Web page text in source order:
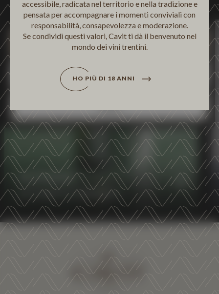
non vuole i cookie di terze parti statistici può negare il
consenso sul tasto "Rifiuta".
Personalizza
Accetta tutti
Personalizza
ALTEMASI
AUTHENTIC ELEGANCE
DISCOVER MORE
accessibile, radicata nel territorio e nella tradizione e
pensata per accompagnare i momenti conviviali con
responsabilità, consapevolezza e moderazione.
Se condividi questi valori, Cavit ti dà il benvenuto nel
mondo dei vini trentini.
HO PIÙ DI 18 ANNI